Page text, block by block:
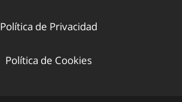
Política de Privacidad
Política de Cookies